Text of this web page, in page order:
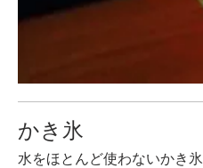
かき氷
水をほとんど使わないかき氷